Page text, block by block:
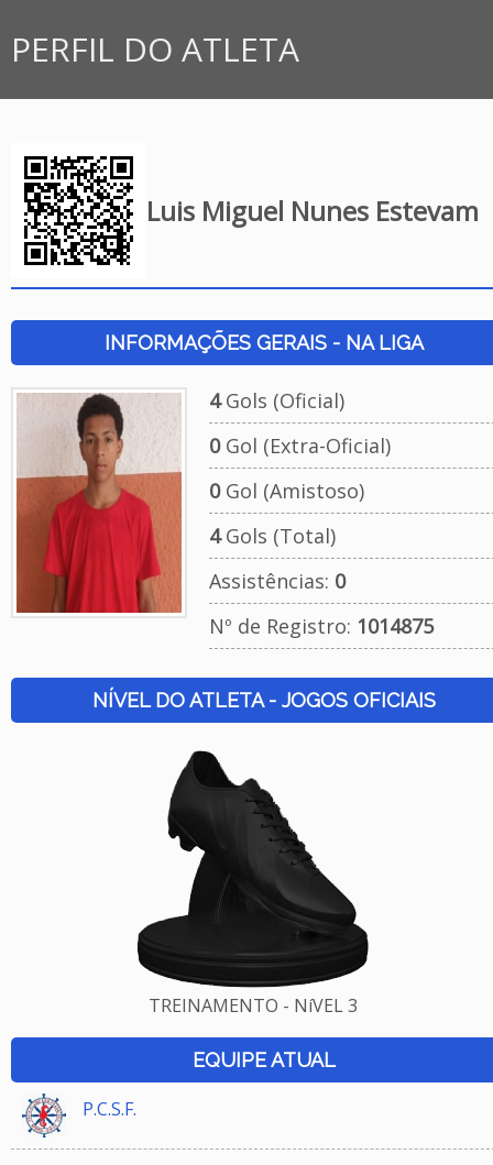
PERFIL DO ATLETA
Luis Miguel Nunes Estevam
INFORMAÇÕES GERAIS - NA LIGA
4Gols (Oficial)
0Gol (Extra-Oficial)
0Gol (Amistoso)
4Gols (Total)
Assistências: 0
Nº de Registro: 1014875
NÍVEL DO ATLETA - JOGOS OFICIAIS
TREINAMENTO - NíVEL 3
EQUIPE ATUAL
P.C.S.F.